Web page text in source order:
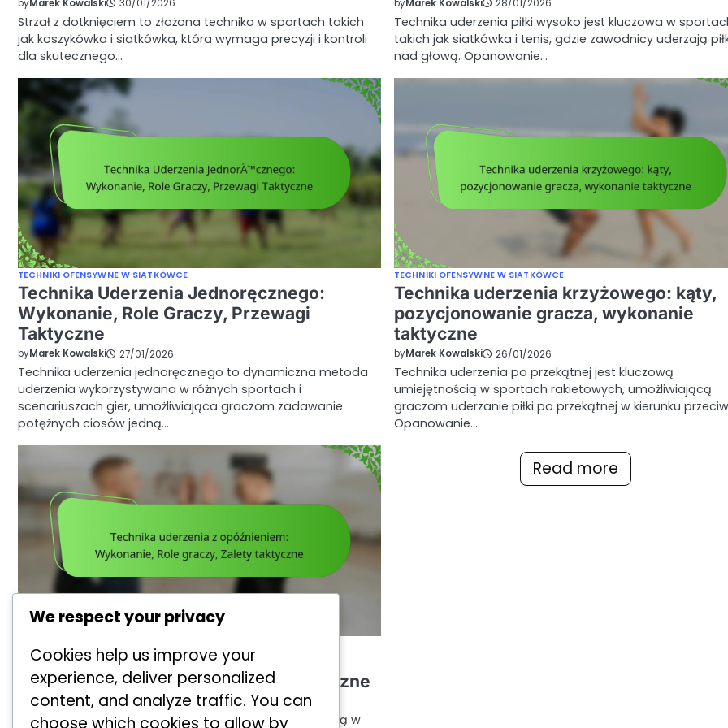
byMarek Kowalski 30/01/2026
Strzał z dotknięciem to złożona technika w sportach takich
jak koszykówka i siatkówka, która wymaga precyzji i kontroli
dla skutecznego…
byMarek Kowalski 28/01/2026
Technika uderzenia piłki wysoko jest kluczowa w
takich jak siatkówka i tenis, gdzie zawodnicy uderzają
nad głową. Opanowanie…
TECHNIKI OFENSYWNE W SIATKÓWCE
Technika Uderzenia Jednoręcznego:
Wykonanie, Role Graczy, Przewagi
Taktyczne
byMarek Kowalski 27/01/2026
Technika uderzenia jednoręcznego to dynamiczna metoda
uderzenia wykorzystywana w różnych sportach i
scenariuszach gier, umożliwiająca graczom zadawanie
potężnych ciosów jedną…
TECHNIKI OFENSYWNE W SIATKÓWCE
Technika uderzenia krzyżowego: kąty,
pozycjonowanie gracza, wykonanie
taktyczne
byMarek Kowalski 26/01/2026
Technika uderzenia po przekątnej jest kluczową
umiejętnością w sportach rakietowych, umożliwiającą
graczom uderzanie piłki po przekątnej w kierunku
Opanowanie…
Technika uderzenia z opóźnieniem:
Wykonanie, Role graczy, Zalety taktyczne
Marek Kowalski 23/01/2026
Technika uderzenia w wolne piłki jest kluczową strategią w
Read more
We respect your privacy
Cookies help us improve your
experience, deliver personalized
content, and analyze traffic. You can
choose which cookies to allow by